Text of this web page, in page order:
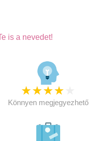
is a nevedet!
★★★★
Könnyen megjegyezhető